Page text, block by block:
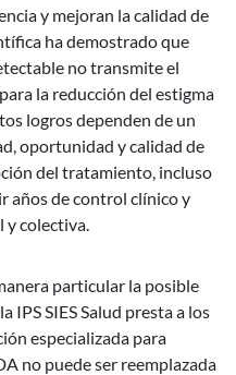
y mejoran la calidad de
ha demostrado que
no transmite el
la reducción del estigma
logros dependen de un
oportunidad y calidad de
del tratamiento, incluso
años de control clínico y
y colectiva.
particular la posible
IPS SIES Salud presta a los
especializada para
no puede ser reemplazada